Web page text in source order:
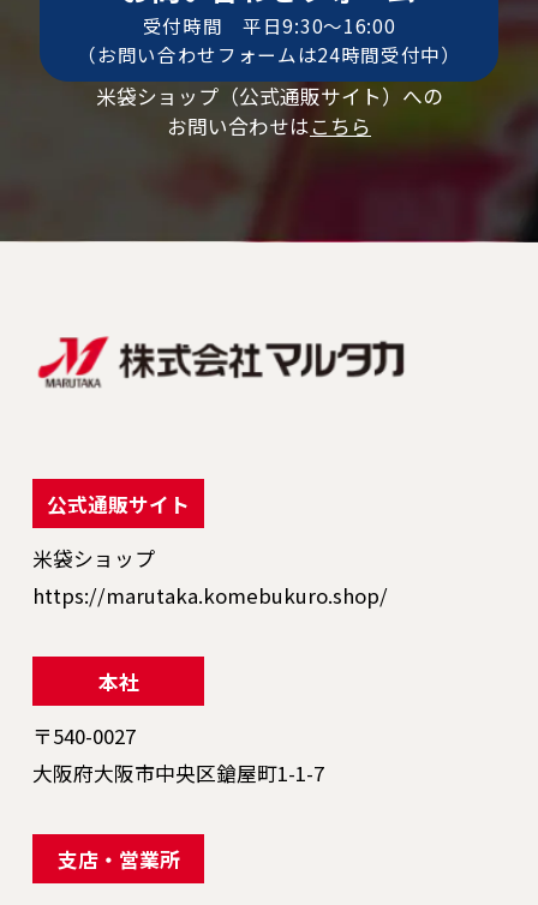
受付時間 平日9:30〜16:00
（お問い合わせフォームは24時間受付中）
米袋ショップ（公式通販サイト）への
お問い合わせはこちら
公式通販サイト
米袋ショップ
https://marutaka.komebukuro.shop/
本社
〒540-0027
大阪府大阪市中央区鎗屋町1-1-7
支店・営業所